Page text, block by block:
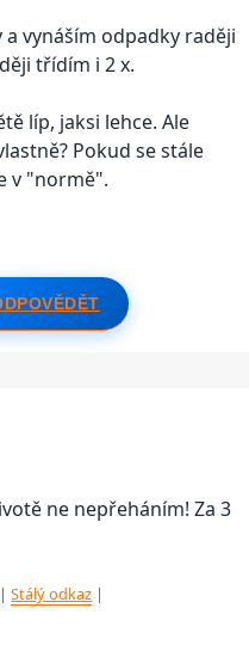
vynáším odpadky raději
třídím i 2 x.
líp, jaksi lehce. Ale
Pokud se stále
v "normě".
ne nepřeháním! Za 3
|Stálý odkaz |